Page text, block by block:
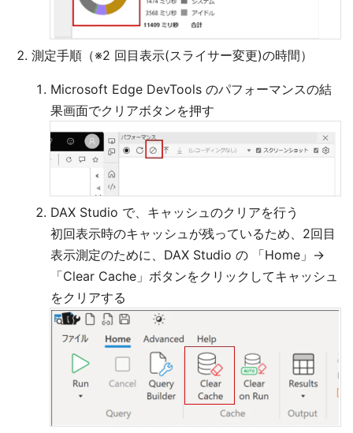
測定手順（※2 回目表示(スライサー変更)の時間）
Microsoft Edge DevTools のパフォーマンスの結
果画面でクリアボタンを押す
DAX Studio で、キャッシュのクリアを行う
初回表示時のキャッシュが残っているため、2回目
表示測定のために、DAX Studio の 「Home」→
「Clear Cache」ボタンをクリックしてキャッシュ
をクリアする